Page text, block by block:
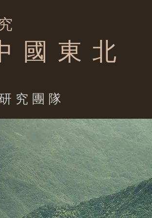
東 北
究團隊